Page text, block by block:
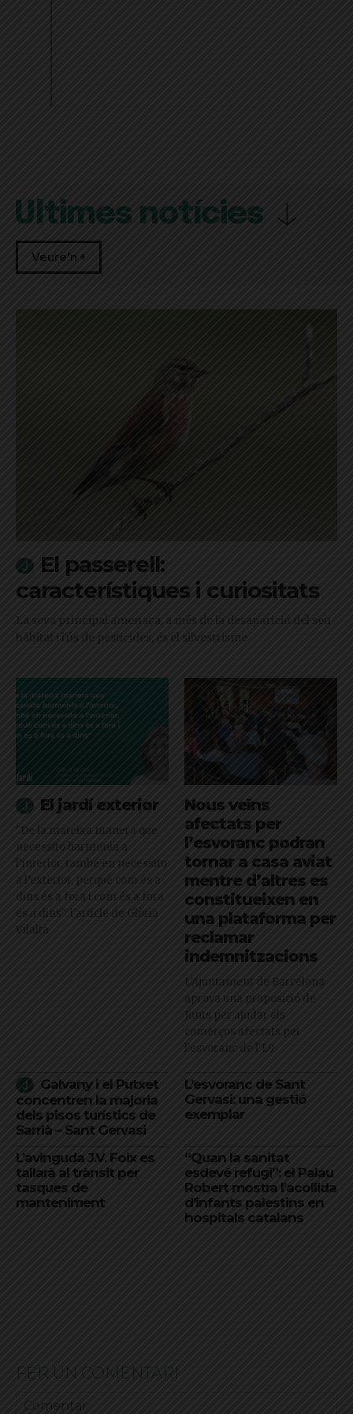
Últimes notícies
Veure'n +
El passerell:
característiques i curiositats
La seva principal amenaça, a més de la desaparició del seu
hàbitat i l'ús de pesticides, és el silvestrisme
El jardí exterior
"De la mateixa manera que
necessito harmonia a
l’interior, també en necessito
a l’exterior, perquè com és a
dins és a fora i com és a fora
és a dins": l'article de Glòria
Vilalta
Nous veïns
afectats per
l’esvoranc podran
tornar a casa aviat
mentre d’altres es
constitueixen en
una plataforma per
reclamar
indemnitzacions
L’Ajuntament de Barcelona
aprova una proposició de
Junts per ajudar els
comerços afectats per
l'esvoranc de l'L9
Galvany i el Putxet
concentren la majoria
dels pisos turístics de
Sarrià – Sant Gervasi
L’esvoranc de Sant
Gervasi: una gestió
exemplar
L’avinguda J.V. Foix es
tallarà al trànsit per
tasques de
manteniment
“Quan la sanitat
esdevé refugi”: el Palau
Robert mostra l’acollida
d’infants palestins en
hospitals catalans
FER UN COMENTARI